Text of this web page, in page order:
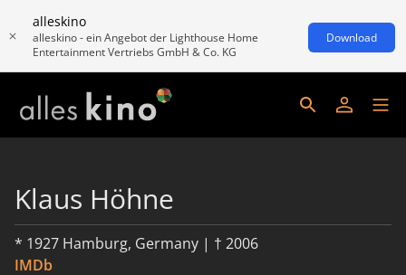
alleskino
alleskino - ein Angebot der Lighthouse Home
Entertainment Vertriebs GmbH & Co. KG
Download
Klaus Höhne
* 1927 Hamburg, Germany | † 2006
IMDb